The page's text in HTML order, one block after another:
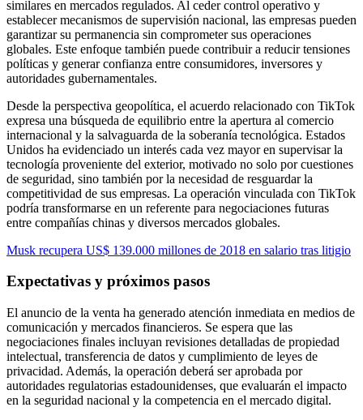
similares en mercados regulados. Al ceder control operativo y
establecer mecanismos de supervisión nacional, las empresas pueden
garantizar su permanencia sin comprometer sus operaciones
globales. Este enfoque también puede contribuir a reducir tensiones
políticas y generar confianza entre consumidores, inversores y
autoridades gubernamentales.
Desde la perspectiva geopolítica, el acuerdo relacionado con TikTok
expresa una búsqueda de equilibrio entre la apertura al comercio
internacional y la salvaguarda de la soberanía tecnológica. Estados
Unidos ha evidenciado un interés cada vez mayor en supervisar la
tecnología proveniente del exterior, motivado no solo por cuestiones
de seguridad, sino también por la necesidad de resguardar la
competitividad de sus empresas. La operación vinculada con TikTok
podría transformarse en un referente para negociaciones futuras
entre compañías chinas y diversos mercados globales.
Musk recupera US$ 139.000 millones de 2018 en salario tras litigio
Expectativas y próximos pasos
El anuncio de la venta ha generado atención inmediata en medios de
comunicación y mercados financieros. Se espera que las
negociaciones finales incluyan revisiones detalladas de propiedad
intelectual, transferencia de datos y cumplimiento de leyes de
privacidad. Además, la operación deberá ser aprobada por
autoridades regulatorias estadounidenses, que evaluarán el impacto
en la seguridad nacional y la competencia en el mercado digital.